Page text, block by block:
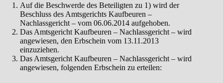
Auf die Beschwerde des Beteiligten zu 1) wird der
Beschluss des Amtsgerichts Kaufbeuren –
Nachlassgericht – vom 06.06.2014 aufgehoben.
Das Amtsgericht Kaufbeuren – Nachlassgericht – wird
angewiesen, den Erbschein vom 13.11.2013
einzuziehen.
Das Amtsgericht Kaufbeuren – Nachlassgericht – wird
angewiesen, folgenden Erbschein zu erteilen: